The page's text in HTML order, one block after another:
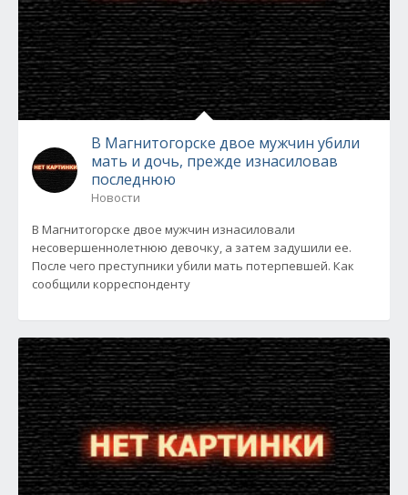
В Магнитогорске двое мужчин убили
мать и дочь, прежде изнасиловав
последнюю
Новости
В Магнитогорске двое мужчин изнасиловали
несовершеннолетнюю девочку, а затем задушили ее.
После чего преступники убили мать потерпевшей. Как
сообщили корреспонденту